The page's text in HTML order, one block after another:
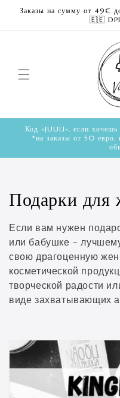
кЗаказы на сумму от 49€
🇪🇪
Код «JUULI», если
*на заказы от 50 евро,
К
о
л
л
е
и
я
Подарки
Если вам нужен
или бабушке –
свою драгоценную
косметической
творческой радости
виде захватывающих